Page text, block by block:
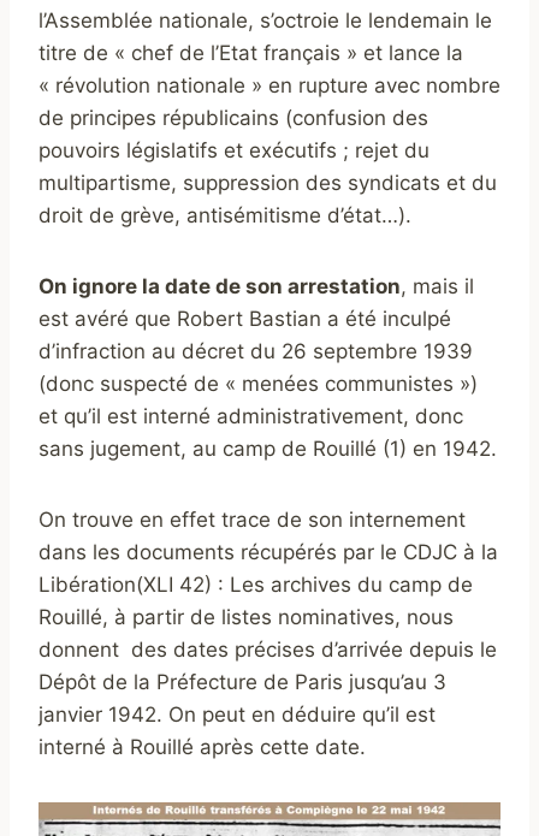
l’Assemblée nationale, s’octroie le lendemain le
titre de « chef de l’Etat français » et lance la
« révolution nationale » en rupture avec nombre
de principes républicains (confusion des
pouvoirs législatifs et exécutifs ; rejet du
multipartisme, suppression des syndicats et du
droit de grève, antisémitisme d’état…).
On ignore la date de son arrestation, mais il
est avéré que Robert Bastian a été inculpé
d’infraction au décret du 26 septembre 1939
(donc suspecté de « menées communistes »)
et qu’il est interné administrativement, donc
sans jugement, au camp de Rouillé (1) en 1942.
On trouve en effet trace de son internement
dans les documents récupérés par le CDJC à la
Libération(XLI 42) : Les archives du camp de
Rouillé, à partir de listes nominatives, nous
donnent des dates précises d’arrivée depuis le
Dépôt de la Préfecture de Paris jusqu’au 3
janvier 1942. On peut en déduire qu’il est
interné à Rouillé après cette date.